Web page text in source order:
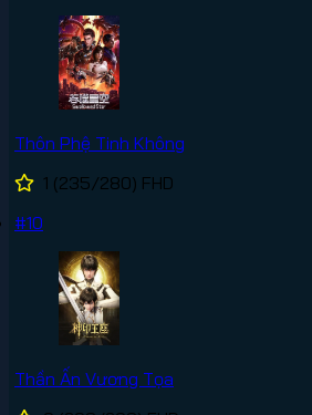
Thôn Phệ Tinh Không
1 (235/280) FHD
#10
Thần Ấn Vương Tọa